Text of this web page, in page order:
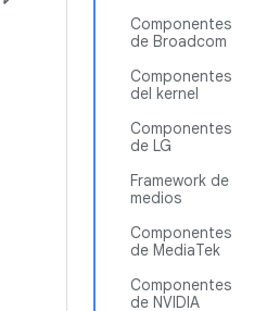
Componentes
de Broadcom
Componentes
del kernel
Componentes
de LG
Framework de
medios
Componentes
de MediaTek
Componentes
de NVIDIA